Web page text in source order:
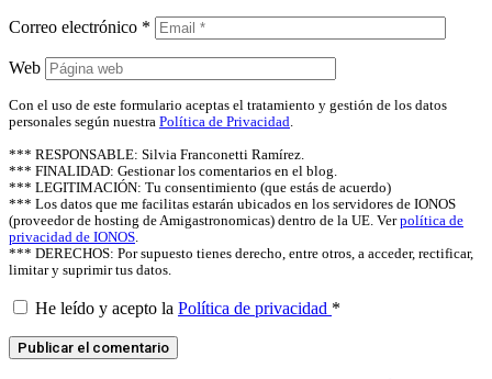
Correo electrónico *
Web
Con el uso de este formulario aceptas el tratamiento y gestión de los datos
personales según nuestra Política de Privacidad.
*** RESPONSABLE: Silvia Franconetti Ramírez.
*** FINALIDAD: Gestionar los comentarios en el blog.
*** LEGITIMACIÓN: Tu consentimiento (que estás de acuerdo)
*** Los datos que me facilitas estarán ubicados en los servidores de IONOS
(proveedor de hosting de Amigastronomicas) dentro de la UE. Verpolítica de
privacidad de IONOS.
*** DERECHOS: Por supuesto tienes derecho, entre otros, a acceder, rectificar,
limitar y suprimir tus datos.
He leído y acepto la Política de privacidad *